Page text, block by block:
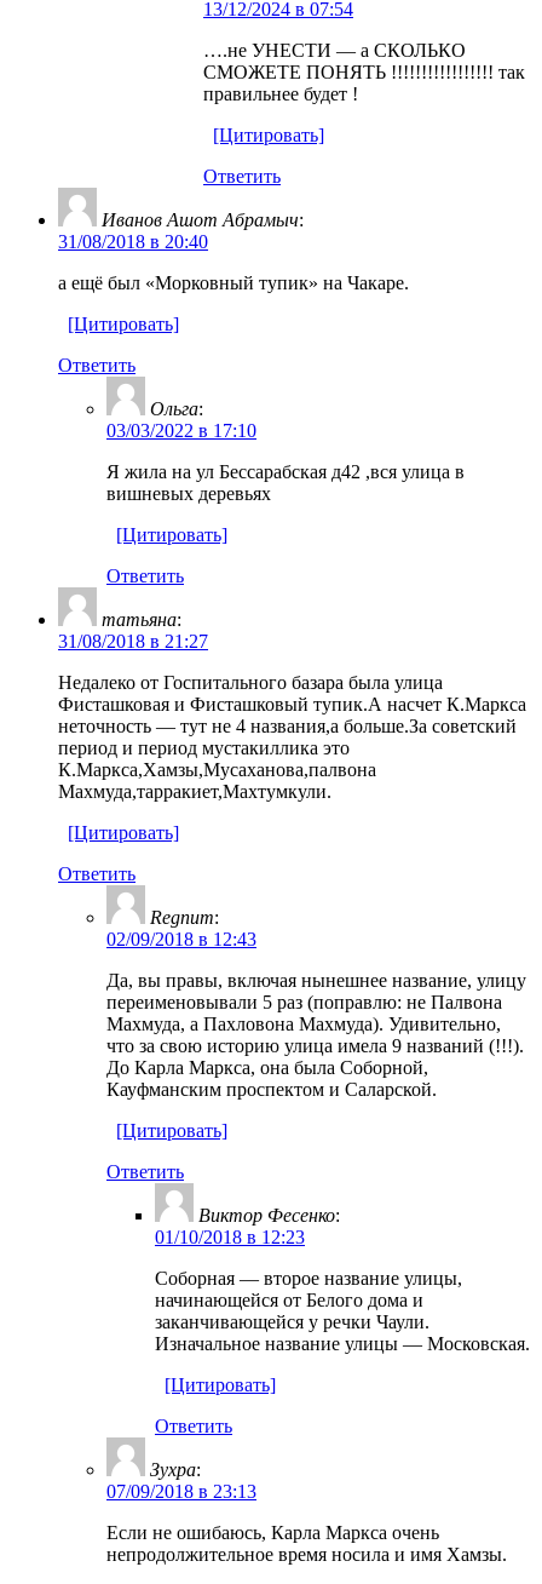
13/12/2024 в 07:54
….не УНЕСТИ — а СКОЛЬКО
СМОЖЕТЕ ПОНЯТЬ !!!!!!!!!!!!!!!!! так
правильнее будет !
[Цитировать]
Ответить
Иванов Ашот Абрамыч:
31/08/2018 в 20:40
а ещё был «Морковный тупик» на Чакаре.
[Цитировать]
Ответить
Ольга:
03/03/2022 в 17:10
Я жила на ул Бессарабская д42 ,вся улица в
вишневых деревьях
[Цитировать]
Ответить
татьяна:
31/08/2018 в 21:27
Недалеко от Госпитального базара была улица
Фисташковая и Фисташковый тупик.А насчет К.Маркса
неточность — тут не 4 названия,а больше.За советский
период и период мустакиллика это
К.Маркса,Хамзы,Мусаханова,палвона
Махмуда,тарракиет,Махтумкули.
[Цитировать]
Ответить
Regnum:
02/09/2018 в 12:43
Да, вы правы, включая нынешнее название, улицу
переименовывали 5 раз (поправлю: не Палвона
Махмуда, а Пахловона Махмуда). Удивительно,
что за свою историю улица имела 9 названий (!!!).
До Карла Маркса, она была Соборной,
Кауфманским проспектом и Саларской.
[Цитировать]
Ответить
Виктор Фесенко:
01/10/2018 в 12:23
Соборная — второе название улицы,
начинающейся от Белого дома и
заканчивающейся у речки Чаули.
Изначальное название улицы — Московская.
[Цитировать]
Ответить
Зухра:
07/09/2018 в 23:13
Если не ошибаюсь, Карла Маркса очень
непродолжительное время носила и имя Хамзы.